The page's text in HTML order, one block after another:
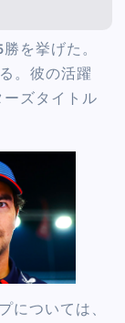
を挙げた。
。彼の活躍
ズタイトル
については、